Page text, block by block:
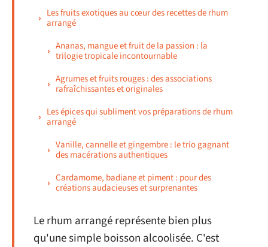
Les fruits exotiques au cœur des recettes de rhum
arrangé
Ananas, mangue et fruit de la passion : la
trilogie tropicale incontournable
Agrumes et fruits rouges : des associations
rafraîchissantes et originales
Les épices qui subliment vos préparations de rhum
arrangé
Vanille, cannelle et gingembre : le trio gagnant
des macérations authentiques
Cardamome, badiane et piment : pour des
créations audacieuses et surprenantes
Le rhum arrangé représente bien plus
qu'une simple boisson alcoolisée. C'est